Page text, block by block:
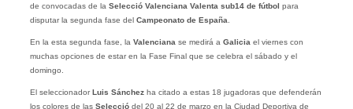
de convocadas de la Selecció Valenciana Valenta sub14 de fútbol para
disputar la segunda fase del Campeonato de España
En la esta segunda fase, la Valenciana se medirá a Galicia el viernes con
muchas opciones de estar en la Fase Final que se celebra el sábado y el
domingo.
El seleccionadorLuis Sánchezha citado a estas 18 jugadoras que defenderán
los colores de las Selecciódel 20 al 22 de marzo en la Ciudad Deportiva de